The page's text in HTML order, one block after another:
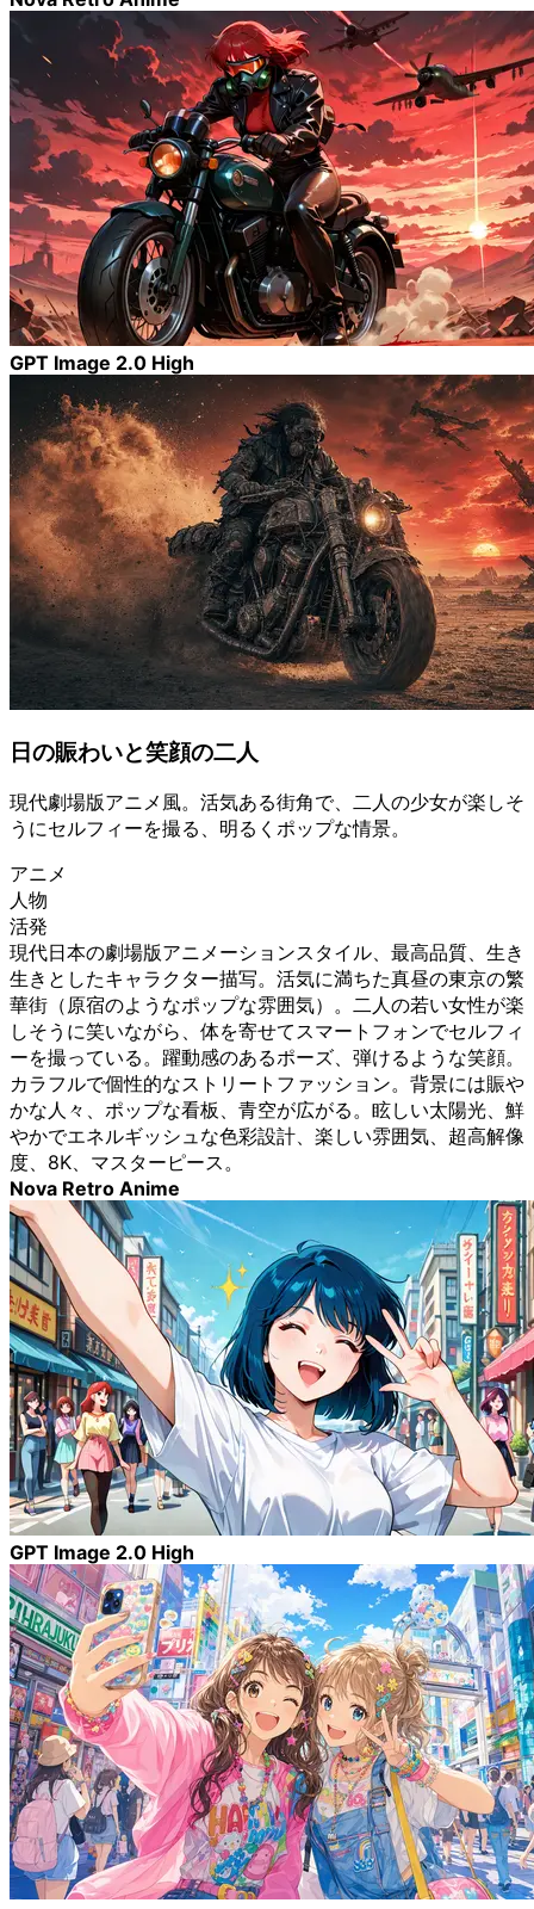
GPT Image 2.0 High
日の賑わいと笑顔の二人
現代劇場版アニメ風。活気ある街角で、二人の少女が楽しそ
うにセルフィーを撮る、明るくポップな情景。
アニメ
人物
活発
現代日本の劇場版アニメーションスタイル、最高品質、生き
生きとしたキャラクター描写。活気に満ちた真昼の東京の繁
華街（原宿のようなポップな雰囲気）。二人の若い女性が楽
しそうに笑いながら、体を寄せてスマートフォンでセルフィ
ーを撮っている。躍動感のあるポーズ、弾けるような笑顔。
カラフルで個性的なストリートファッション。背景には賑や
かな人々、ポップな看板、青空が広がる。眩しい太陽光、鮮
やかでエネルギッシュな色彩設計、楽しい雰囲気、超高解像
度、8K、マスターピース。
Nova Retro Anime
GPT Image 2.0 High